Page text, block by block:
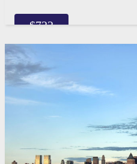
$722